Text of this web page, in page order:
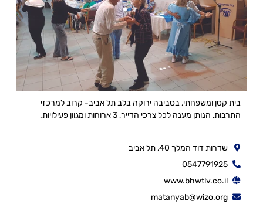
בית קטן ומשפחתי, בסביבה ירוקה בלב תל אביב- קרוב למרכזי
התרבות, הנותן מענה לכל צרכי הדייר, 3 ארוחות ומגוון פעילויות.
שדרות דוד המלך 40, תל אביב
0547791925
www.bhwtlv.co.il
matanyab@wizo.org